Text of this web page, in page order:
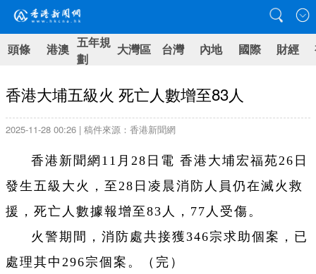
頭條 港澳 五年規
劃
大灣區 台灣 內地 國際 財經
香港大埔五級火 死亡人數增至83人
2025-11-28 00:26 | 稿件來源：香港新聞網
香港新聞網11月28日電 香港大埔宏福苑26日
發生五級大火，至28日凌晨消防人員仍在滅火救
援，死亡人數據報增至83人，77人受傷。
火警期間，消防處共接獲346宗求助個案，已
處理其中296宗個案。
（完）